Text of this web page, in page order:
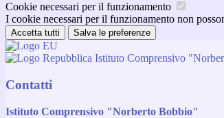
Cookie necessari per il funzionamento
I cookie necessari per il funzionamento non
Accetta tutti Salva le preferenze
Istituto Comprensivo
Contatti
Istituto Comprensivo "Norberto Bobbio"